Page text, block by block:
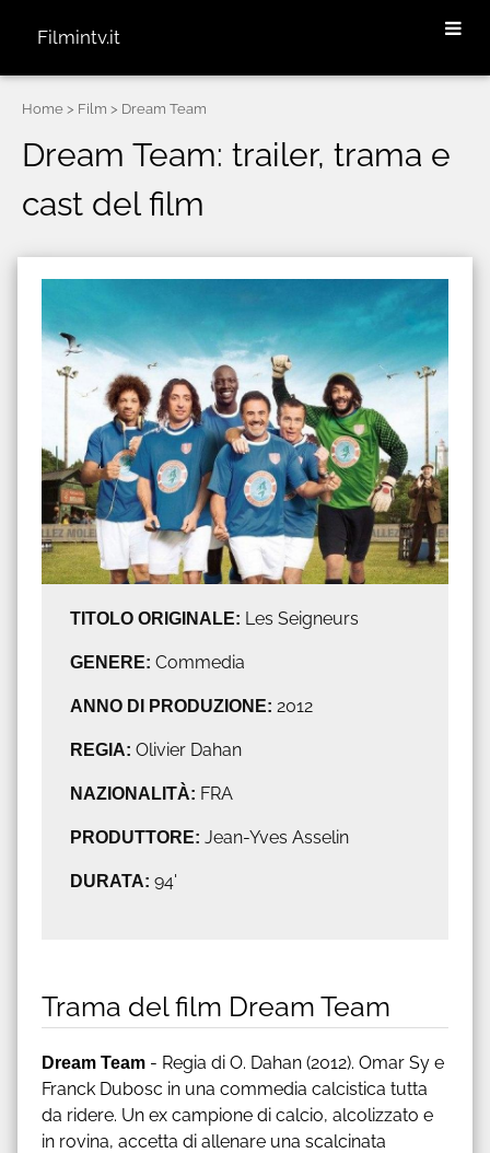
Filmintv.it
Home > Film > Dream Team
Dream Team: trailer, trama e
cast del film
TITOLO ORIGINALE: Les Seigneurs
GENERE: Commedia
ANNO DI PRODUZIONE: 2012
REGIA: Olivier Dahan
NAZIONALITÀ: FRA
PRODUTTORE: Jean-Yves Asselin
DURATA: 94'
Trama del film Dream Team
Dream Team - Regia di O. Dahan (2012). Omar Sy e
Franck Dubosc in una commedia calcistica tutta
da ridere. Un ex campione di calcio, alcolizzato e
in rovina, accetta di allenare una scalcinata